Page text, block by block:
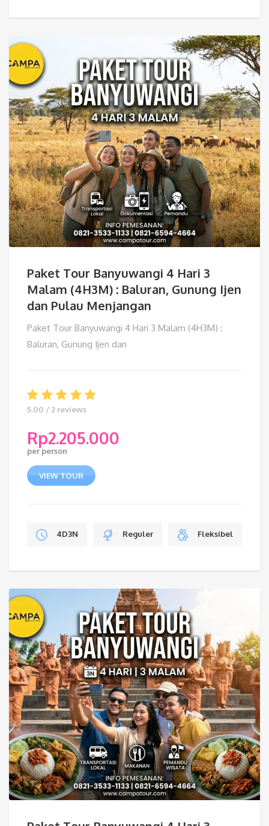
Paket Tour Banyuwangi 4 Hari 3
Malam (4H3M) : Baluran, Gunung Ijen
dan Pulau Menjangan
Paket Tour Banyuwangi 4 Hari 3 Malam (4H3M) :
Baluran, Gunung Ijen dan
5.00 / 2 reviews
Rp2.205.000
per person
VIEW TOUR
4D3N Reguler Fleksibel